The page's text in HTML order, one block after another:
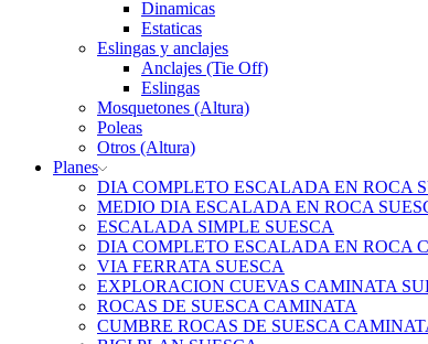
Dinamicas
Estaticas
Eslingas y anclajes
Anclajes (Tie Off)
Eslingas
Mosquetones (Altura)
Poleas
Otros (Altura)
Planes
DIA COMPLETO ESCALADA EN ROCA
MEDIO DIA ESCALADA EN ROCA
ESCALADA SIMPLE SUESCA
DIA COMPLETO ESCALADA EN ROCA
VIA FERRATA SUESCA
EXPLORACION CUEVAS CAMINATA
ROCAS DE SUESCA CAMINATA
CUMBRE ROCAS DE SUESCA